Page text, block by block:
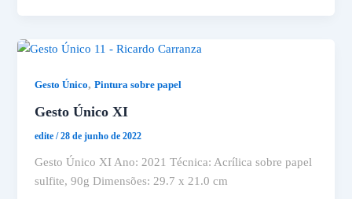
Gesto Único,Pintura sobre papel
Gesto Único XI
edite/28 de junho de 2022
Gesto Único XI Ano: 2021 Técnica: Acrílica sobre papel
sulfite, 90g Dimensões: 29.7 x 21.0 cm